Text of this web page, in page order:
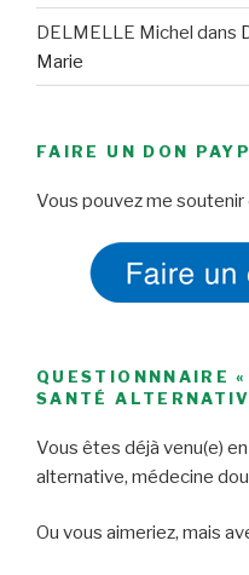
DELMELLE Michel dans
Marie
FAIRE UN DON
Vous pouvez me soutenir
QUESTIONNNAIRE
SANTÉ
Vous êtes déjà venu(e)
alternative, médecine
Ou vous aimeriez, mais